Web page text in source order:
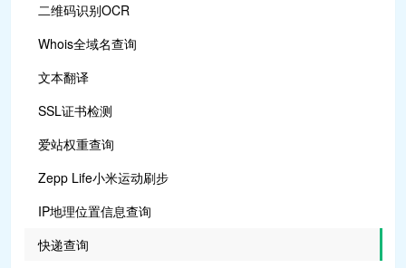
二维码识别OCR
Whois全域名查询
文本翻译
SSL证书检测
爱站权重查询
Zepp Life小米运动刷步
IP地理位置信息查询
快递查询